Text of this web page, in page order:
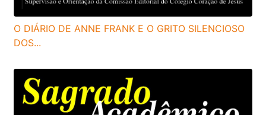
O DIÁRIO DE ANNE FRANK E O GRITO SILENCIOSO
DOS...